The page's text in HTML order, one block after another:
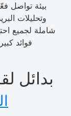
وتحليلات
شاملة لجميع
فوائد
بدائل